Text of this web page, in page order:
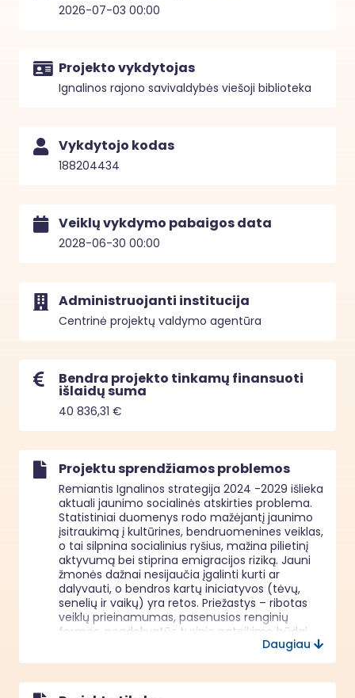
2026-07-03 00:00
Projekto vykdytojas
Ignalinos rajono savivaldybės viešoji biblioteka
Vykdytojo kodas
188204434
Veiklų vykdymo pabaigos data
2028-06-30 00:00
Administruojanti institucija
Centrinė projektų valdymo agentūra
Bendra projekto tinkamų finansuoti
išlaidų suma
40 836,31 €
Projektu sprendžiamos problemos
Remiantis Ignalinos strategija 2024 -2029 išlieka
aktuali jaunimo socialinės atskirties problema.
Statistiniai duomenys rodo mažėjantį jaunimo
įsitraukimą į kultūrines, bendruomenines veiklas,
o tai silpnina socialinius ryšius, mažina pilietinį
aktyvumą bei stiprina emigracijos riziką. Jauni
žmonės dažnai nesijaučia įgalinti kurti ar
dalyvauti, o bendros kartų iniciatyvos (tėvų,
senelių ir vaikų) yra retos. Priežastys – ribotas
veiklų prieinamumas, pasenusios renginių
formos, neadekvatūs turinio pateikimo būdai,
neatliepiantys šiuolaikinių jauno žmogaus
poreikių.
Daugiau